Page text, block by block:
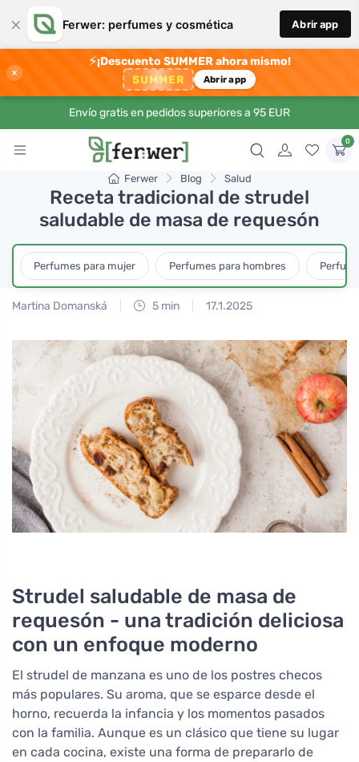
× Ferwer: perfumes y cosmética Abrir app
×
⚡¡Descuento SUMMER ahora mismo!
SUMMER Abrir app
Envío gratis en pedidos superiores a 95 EUR
0
Ferwer Blog Salud
Receta tradicional de strudel
saludable de masa de requesón
Perfumes para mujer Perfumes para hombres
Martina Domanská 5 min 17.1.2025
Strudel saludable de masa de
requesón - una tradición deliciosa
con un enfoque moderno
El strudel de manzana es uno de los postres checos
más populares. Su aroma, que se esparce desde el
horno, recuerda la infancia y los momentos pasados
con la familia. Aunque es un clásico que tiene su lugar
en cada cocina, existe una forma de prepararlo de